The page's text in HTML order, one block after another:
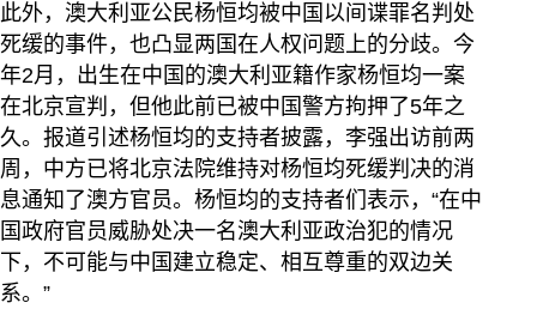
此外，澳大利亚公民杨恒均被中国以间谍罪名判处
死缓的事件，也凸显两国在人权问题上的分歧。今
年2月，出生在中国的澳大利亚籍作家杨恒均一案
在北京宣判，但他此前已被中国警方拘押了5年之
久。报道引述杨恒均的支持者披露，李强出访前两
周，中方已将北京法院维持对杨恒均死缓判决的消
息通知了澳方官员。杨恒均的支持者们表示，“在中
国政府官员威胁处决一名澳大利亚政治犯的情况
下，不可能与中国建立稳定、相互尊重的双边关
系。”